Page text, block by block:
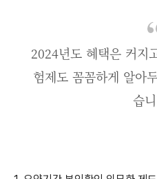
2024년도 혜택은 커지
험제도 꼼꼼하게 알아
습